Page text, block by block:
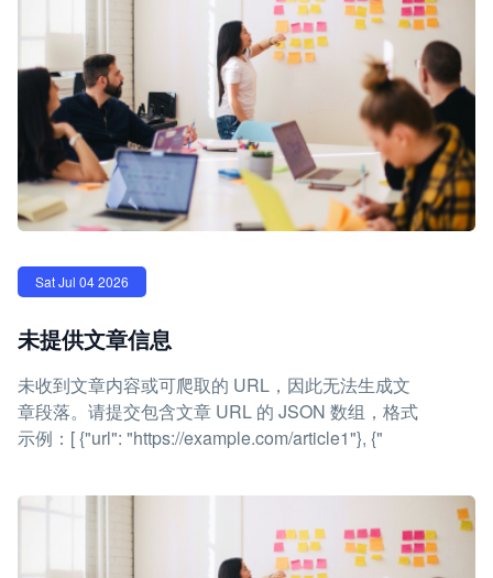
Sat Jul 04 2026
未提供文章信息
未收到文章内容或可爬取的 URL，因此无法生成文
章段落。请提交包含文章 URL 的 JSON 数组，格式
示例：[ {"url": "https://example.com/article1"}, {"